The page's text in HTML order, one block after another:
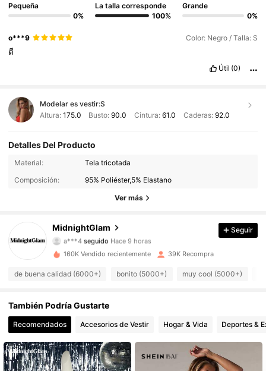
Pequeña
0%
La talla corresponde
100%
Grande
0%
o***9 Color: Negro / Talla: S
ดี
Útil (0)
Modelar es vestir:S
Altura: 175.0 Busto:90.0 Cintura: 61.0 Caderas: 92.0
Detalles Del Producto
Material:
Tela tricotada
Composición:
95% Poliéster,5% Elastano
Ver más
MidnightGlam
34K Seguidores
a***4
4.92
34K Seguidores
4.92 34K Seguidores
4.92 34K Seguidores
4.92 34K Seguidores
Seguir
160K Vendido recientemente 39K Recompra
de buena calidad (6000+) bonito (5000+) muy cool (5000+)
También Podría Gustarte
Recomendados Accesorios de Vestir Hogar & Vida Deportes &